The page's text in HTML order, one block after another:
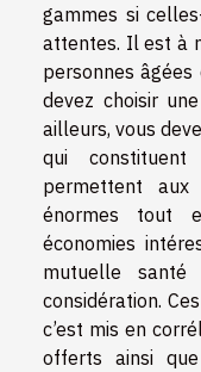
gammes si
attentes. Il est à
personnes
devez choisir
ailleurs, vous
qui
permettent aux
énormes tout
économies
mutuelle
considération.
c’est mis en
offerts ainsi